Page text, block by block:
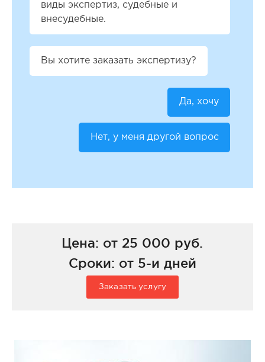
виды экспертиз, судебные и
внесудебные.
Вы хотите заказать экспертизу?
Да, хочу
Нет, у меня другой вопрос
Цена: от 25 000 руб.
Сроки: от 5-и дней
Заказать услугу